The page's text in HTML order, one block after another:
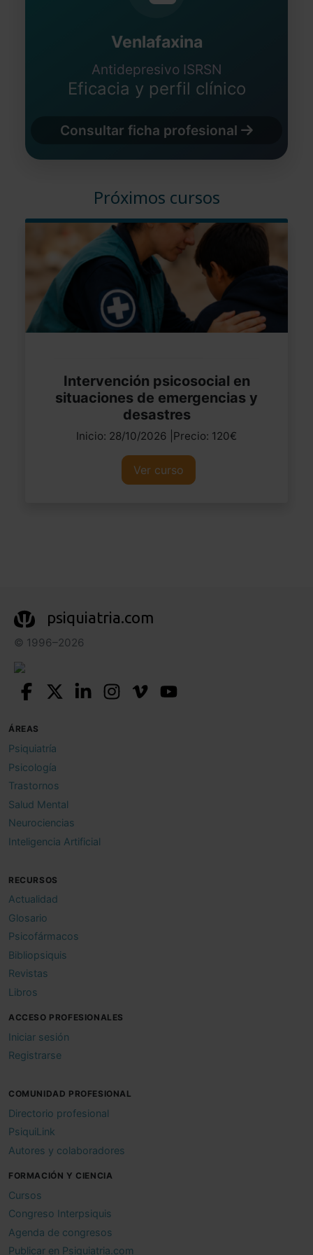
Venlafaxina
Antidepresivo ISRSN
Eficacia y perfil clínico
Consultar ficha profesional
Próximos cursos
Intervención psicosocial en
situaciones de emergencias y
desastres
Inicio: 28/10/2026 |Precio: 120€
Ver curso
psiquiatria.com
© 1996–2026
ÁREAS
Psiquiatría
Psicología
Trastornos
Salud Mental
Neurociencias
Inteligencia Artificial
RECURSOS
Actualidad
Glosario
Psicofármacos
Bibliopsiquis
Revistas
Libros
ACCESO PROFESIONALES
Iniciar sesión
Registrarse
COMUNIDAD PROFESIONAL
Directorio profesional
PsiquiLink
Autores y colaboradores
FORMACIÓN Y CIENCIA
Cursos
Congreso Interpsiquis
Agenda de congresos
Publicar en Psiquiatria.com